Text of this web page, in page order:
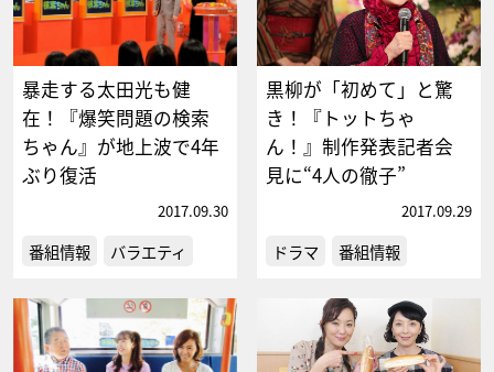
暴走する太田光も健
在！『爆笑問題の検索
ちゃん』が地上波で4年
ぶり復活
2017.09.30
番組情報 バラエティ
黒柳が「初めて」と驚
き！『トットちゃ
ん！』制作発表記者会
見に“4人の徹子”
2017.09.29
ドラマ 番組情報